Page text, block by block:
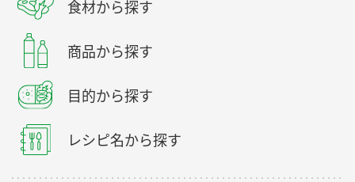
食材から探す
商品から探す
目的から探す
レシピ名から探す